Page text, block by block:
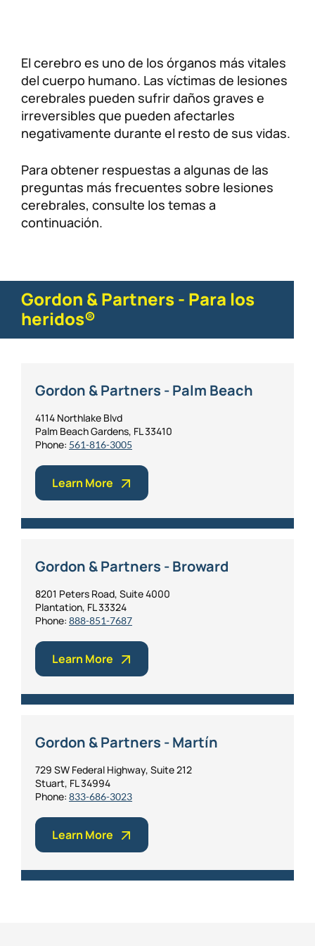
Compensación a trabajadores
Veterans Benefits
Admiralty & Maritime Law
Class Actions
Mass Torts
Carreras
El cerebro es uno de los órganos más vitales
del cuerpo humano. Las víctimas de lesiones
cerebrales pueden sufrir daños graves e
irreversibles que pueden afectarles
negativamente durante el resto de sus vidas.
Para obtener respuestas a algunas de las
preguntas más frecuentes sobre lesiones
cerebrales, consulte los temas a
continuación.
Gordon & Partners - Para los
heridos®
Gordon & Partners - Palm Beach
4114 Northlake Blvd
Palm Beach Gardens, FL 33410
Phone: 561-816-3005
Learn More
Gordon & Partners - Broward
8201 Peters Road, Suite 4000
Plantation, FL 33324
Phone: 888-851-7687
Learn More
Gordon & Partners - Martín
729 SW Federal Highway, Suite 212
Stuart, FL 34994
Phone: 833-686-3023
Learn More